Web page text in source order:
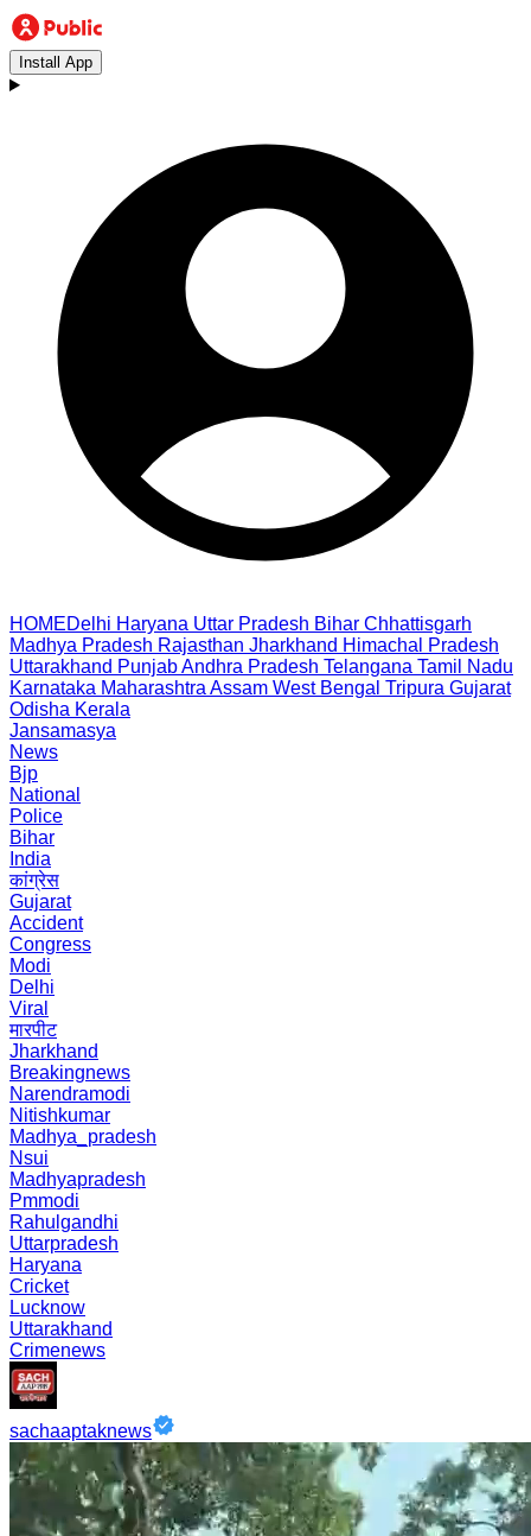
Install App
HOMEDelhi Haryana Uttar Pradesh Bihar Chhattisgarh
Madhya Pradesh Rajasthan Jharkhand Himachal Pradesh
Uttarakhand PunjabAndhra Pradesh Telangana Tamil Nadu
Karnataka Maharashtra Assam West Bengal Tripura Gujarat
Odisha Kerala
Jansamasya
News
Bjp
National
Police
Bihar
India
कांग्रेस
Gujarat
Accident
Congress
Modi
Delhi
Viral
मारपीट
Jharkhand
Breakingnews
Narendramodi
Nitishkumar
Madhya_pradesh
Nsui
Madhyapradesh
Pmmodi
Rahulgandhi
Uttarpradesh
Haryana
Cricket
Lucknow
Uttarakhand
Crimenews
sachaaptaknews